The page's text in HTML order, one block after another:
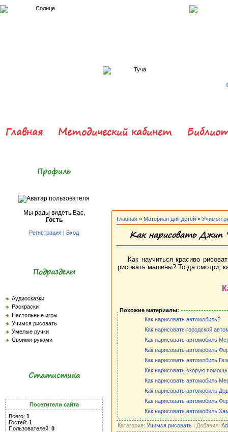
Главная Методический кабинет
Профиль
Мы рады видеть Вас,
Гость
Регистрация | Вход
Подразделы
Аудиосказки
Раскраски
Настольные игры
Учимся рисовать
Умелые ручки
Своими руками
Статистика
Посетители сайта
Всего: 1
Гостей: 1
Пользователей: 0
Главная » Материал для детей » Учимся
Как нарисовать Джип
Как научиться красиво
рисовать машины? Тогда смотри,
Похожие материалы:
Как нарисовать автомобиль?
Как нарисовать городской
Как нарисовать автомобиль
Как нарисовать автомобиль
Как нарисовать автомобиль
Как нарисовать скорую
Как нарисовать автомобиль
Как нарисовать автомобиль
Как нарисовать автомобиль
Как нарисовать автомобиль
Категория: Учимся рисовать | Добавил: